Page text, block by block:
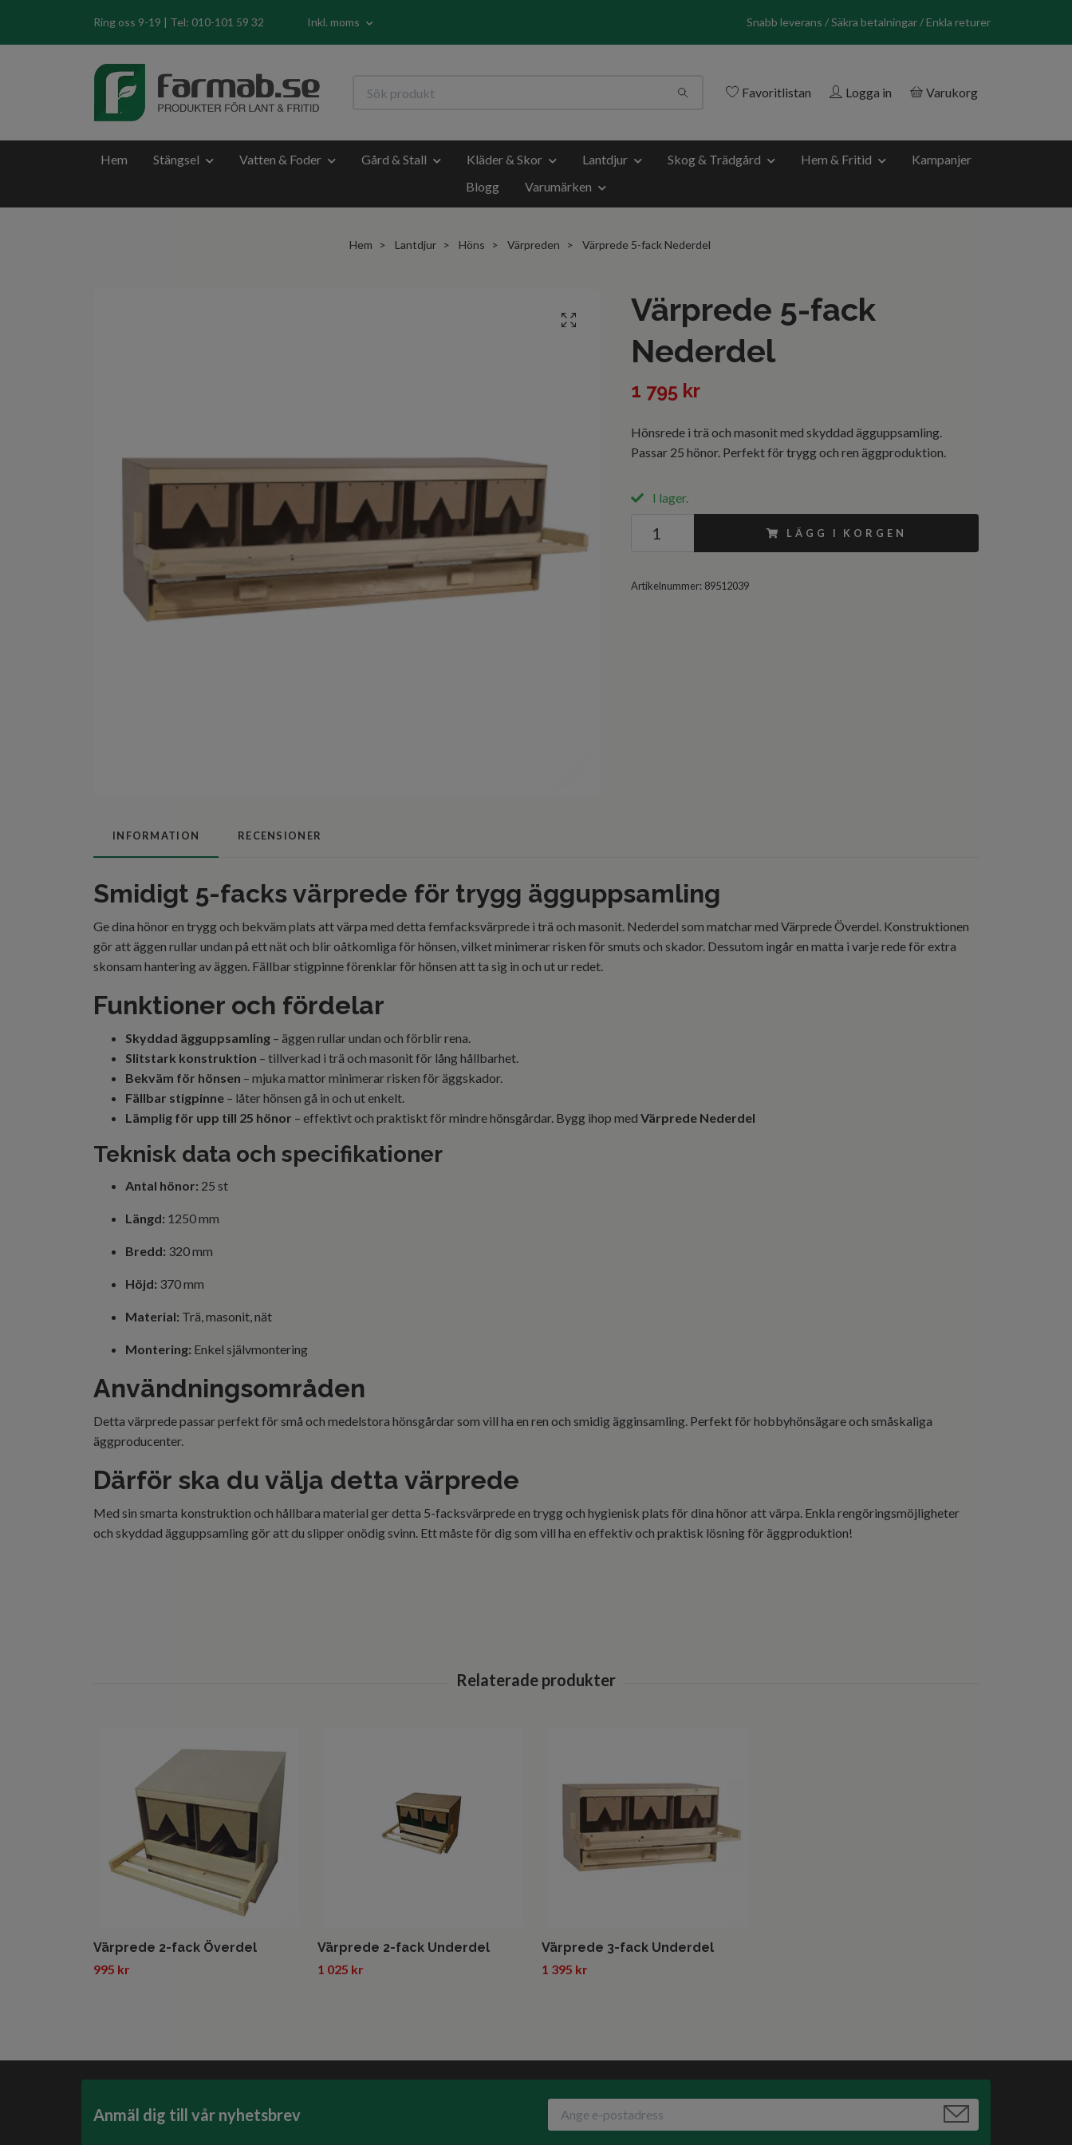
Ring oss 9-19 | Tel: 010-101 59 32 Inkl. moms Snabb leverans / Säkra betalningar / Enkla returer
Favoritlistan Logga in Varukorg
Hem Stängsel Vatten & Foder Gård & Stall Kläder & Skor Lantdjur Skog & Trädgård Hem & Fritid
Kampanjer
Blogg
Varumärken
Hem Lantdjur Höns Värpreden Värprede 5-fack Nederdel
Värprede 5-fack
Nederdel
1 795 kr
Hönsrede i trä och masonit med skyddad ägguppsamling.
Passar 25 hönor. Perfekt för trygg och ren äggproduktion.
I lager.
LÄGG I KORGEN
Artikelnummer: 89512039
INFORMATION RECENSIONER
Smidigt 5-facks värprede för trygg ägguppsamling
Ge dina hönor en trygg och bekväm plats att värpa med detta femfacksvärprede i trä och masonit. Nederdel som matchar med Värprede Överdel. Konstruktionen
gör att äggen rullar undan på ett nät och blir oåtkomliga för hönsen, vilket minimerar risken för smuts och skador. Dessutom ingår en matta i varje rede för extra
skonsam hantering av äggen. Fällbar stigpinne förenklar för hönsen att ta sig in och ut ur redet.
Funktioner och fördelar
Skyddad ägguppsamling – äggen rullar undan och förblir rena.
Slitstark konstruktion – tillverkad i trä och masonit för lång hållbarhet.
Bekväm för hönsen – mjuka mattor minimerar risken för äggskador.
Fällbar stigpinne – låter hönsen gå in och ut enkelt.
Lämplig för upp till 25 hönor – effektivt och praktiskt för mindre hönsgårdar. Bygg ihop med Värprede Nederdel
Teknisk data och specifikationer
Antal hönor: 25 st
Längd: 1250 mm
Bredd: 320 mm
Höjd: 370 mm
Material: Trä, masonit, nät
Montering: Enkel självmontering
Användningsområden
Detta värprede passar perfekt för små och medelstora hönsgårdar som vill ha en ren och smidig ägginsamling. Perfekt för hobbyhönsägare och småskaliga
äggproducenter.
Därför ska du välja detta värprede
Med sin smarta konstruktion och hållbara material ger detta 5-facksvärprede en trygg och hygienisk plats för dina hönor att värpa. Enkla rengöringsmöjligheter
och skyddad ägguppsamling gör att du slipper onödig svinn. Ett måste för dig som vill ha en effektiv och praktisk lösning för äggproduktion!
Värprede 2-fack Överdel
995 kr
Värprede 2-fack Underdel
1 025 kr
Värprede 3-fack Underdel
1 395 kr
Anmäl dig till vår nyhetsbrev